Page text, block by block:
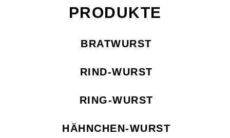
PRODUKTE
BRATWURST
RIND-WURST
RING-WURST
HÄHNCHEN-WURST